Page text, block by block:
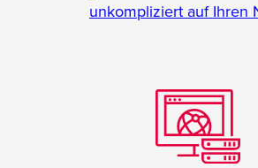
unkompliziert auf Ihren